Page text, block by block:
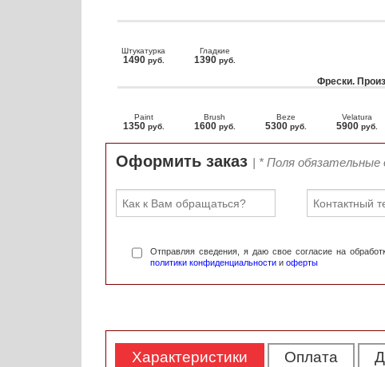
Штукатурка
1490 руб.
Гладкие
1390 руб.
Фрески.
Paint
1350 руб.
Brush
1600 руб.
Beze
5300 руб.
Velatura
5900 руб.
Оформить заказ | * Поля обязательные
Отправляя сведения, я даю свое согласие на
политики конфиденциальности и оферты
Характеристики Оплата